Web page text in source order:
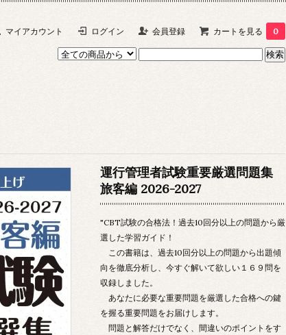
マイアカウント ログイン 会員登録 カートを見る 0
運行管理者試験重要厳選問題集
旅客編 2026-2027
"CBT試験の合格法！過去10回分以上の問題から厳
選した学習ガイド！
この書籍は、過去10回分以上の問題から出題傾
向を徹底分析し、今すぐ解いて欲しい１６９問を
収録しました。
あなたに必要な重要問題を厳選した合格への鍵
を握る重要問題をお届けします。
問題と解答だけでなく、間違いのポイントをす